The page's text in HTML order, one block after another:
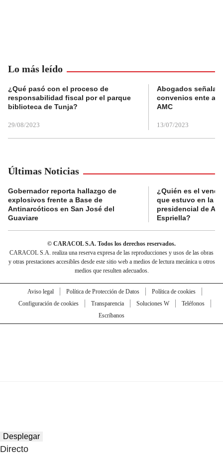
Lo más leído
¿Qué pasó con el proceso de
responsabilidad fiscal por el parque
biblioteca de Tunja?
29/08/2023
Abogados
convenios ente
AMC
13/07/2023
Últimas Noticias
Gobernador reporta hallazgo de
explosivos frente a Base de
Antinarcóticos en San José del
Guaviare
¿Quién es el
que estuvo en la
presidencial de
Espriella?
© CARACOL S.A. Todos los derechos reservados.
CARACOL S.A. realiza una reserva expresa de las reproducciones y usos de las obras
y otras prestaciones accesibles desde este sitio web a medios de lectura mecánica u otros
medios que resulten adecuados.
Aviso legal Política de Protección de Datos
Política de cookies
Configuración de cookies
Transparencia Soluciones W
Teléfonos
Escríbanos
Desplegar
Directo